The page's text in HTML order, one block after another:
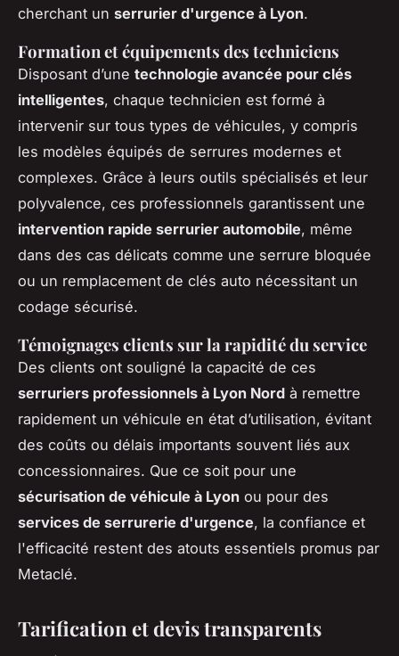
cherchant un serrurier d'urgence à Lyon.
Formation et équipements des techniciens
Disposant d’une technologie avancée pour clés
intelligentes, chaque technicien est formé à
intervenir sur tous types de véhicules, y compris
les modèles équipés de serrures modernes et
complexes. Grâce à leurs outils spécialisés et leur
polyvalence, ces professionnels garantissent une
intervention rapide serrurier automobile, même
dans des cas délicats comme une serrure bloquée
ou un remplacement de clés auto nécessitant un
codage sécurisé.
Témoignages clients sur la rapidité du service
Des clients ont souligné la capacité de ces
serruriers professionnels à Lyon Nord à remettre
rapidement un véhicule en état d’utilisation, évitant
des coûts ou délais importants souvent liés aux
concessionnaires. Que ce soit pour une
sécurisation de véhicule à Lyon ou pour des
services de serrurerie d'urgence, la confiance et
l'efficacité restent des atouts essentiels promus par
Metaclé.
Tarification et devis transparents